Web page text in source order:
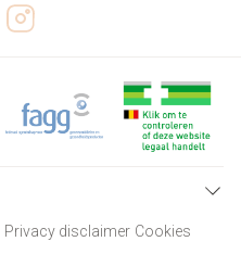
Privacy disclaimer Cookies